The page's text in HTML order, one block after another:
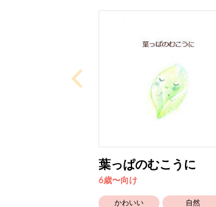
葉っぱのむこうに
6歳〜向け
かわいい 自然